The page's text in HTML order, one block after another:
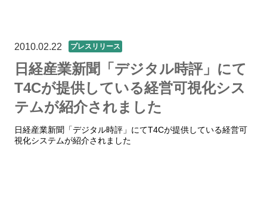
2010.02.22 プレスリリース
日経産業新聞「デジタル時評」にて
T4Cが提供している経営可視化シス
テムが紹介されました
日経産業新聞「デジタル時評」にてT4Cが提供している経営可
視化システムが紹介されました